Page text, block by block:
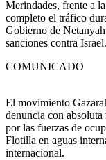
Merindades, frente a
completo el tráfico
Gobierno de
sanciones contra Israel.
COMUNICADO
El movimiento
denuncia con
por las fuerzas de
Flotilla en aguas
internacional.